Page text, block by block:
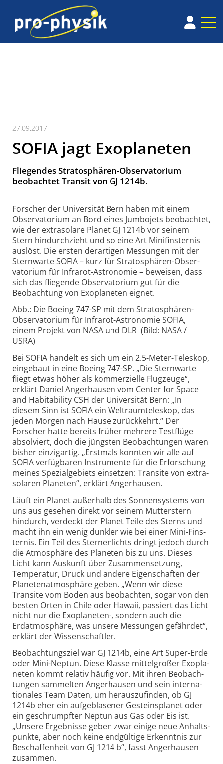
27.09.2017
SOFIA jagt Exoplaneten
Fliegendes Stratosphären-Observatorium
beobachtet Transit von GJ 1214b.
Forscher der Univer­sität Bern haben mit einem
Obser­vatorium an Bord eines Jumbojets beobachtet,
wie der extra­solare Planet GJ 1214b vor seinem
Stern hindurch­zieht und so eine Art Mini­finsternis
auslöst. Die ersten der­artigen Messungen mit der
Sternwarte SOFIA – kurz für Strato­sphären-Obser­
vatorium für Infrarot-Astro­nomie – beweisen, dass
sich das fliegende Obser­vatorium gut für die
Beobachtung von Exo­planeten eignet.
Abb.: Die Boeing 747-SP mit dem Stratosphären-
Observatorium für Infrarot-Astronomie SOFIA,
einem Projekt von NASA und DLR (Bild: NASA /
USRA)
Bei SOFIA handelt es sich um ein 2.5-Meter-Tele­skop,
eingebaut in eine Boeing 747-SP. „Die Sternwarte
fliegt etwas höher als kommer­zielle Flugzeuge“,
erklärt Daniel Anger­hausen vom Center for Space
and Habi­tability CSH der Uni­versität Bern: „In
diesem Sinn ist SOFIA ein Weltraum­teleskop, das
jeden Morgen nach Hause zurückkehrt.“ Der
Forscher hatte bereits früher mehrere Testflüge
absol­viert, doch die jüngsten Beobach­tungen waren
bisher einzigartig. „Erstmals konnten wir alle auf
SOFIA verfüg­baren Instrumente für die Erfor­schung
meines Spezial­gebiets einsetzen: Transite von extra­
solaren Planeten“, erklärt Anger­hausen.
Läuft ein Planet außerhalb des Sonnen­systems von
uns aus gesehen direkt vor seinem Mutter­stern
hindurch, verdeckt der Planet Teile des Sterns und
macht ihn ein wenig dunkler wie bei einer Mini-Fins­
ternis. Ein Teil des Sternen­lichts dringt jedoch durch
die Atmo­sphäre des Planeten bis zu uns. Dieses
Licht kann Auskunft über Zusammen­setzung,
Temperatur, Druck und andere Eigen­schaften der
Planeten­atmosphäre geben. „Wenn wir diese
Transite vom Boden aus beobachten, sogar von den
besten Orten in Chile oder Hawaii, passiert das Licht
nicht nur die Exopla­neten-, sondern auch die
Erdatmo­sphäre, was unsere Messungen gefährdet“,
erklärt der Wissen­schaftler.
Beobachtungs­ziel war GJ 1214b, eine Art Super-Erde
oder Mini-Neptun. Diese Klasse mittel­großer Exopla­
neten kommt relativ häufig vor. Mit ihren Beobach­
tungen sammelten Anger­hausen und sein interna­
tionales Team Daten, um heraus­zufinden, ob GJ
1214b eher ein aufge­blasener Gesteins­planet oder
ein geschrumpfter Neptun aus Gas oder Eis ist.
„Unsere Ergeb­nisse geben zwar einige neue Anhalts­
punkte, aber noch keine end­gültige Erkenntnis zur
Beschaf­fenheit von GJ 1214 b“, fasst Anger­hausen
zusammen.